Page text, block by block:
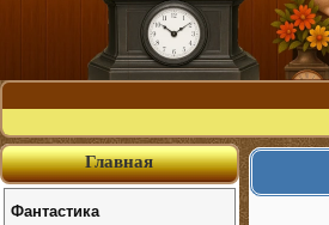
Главная
Фантастика